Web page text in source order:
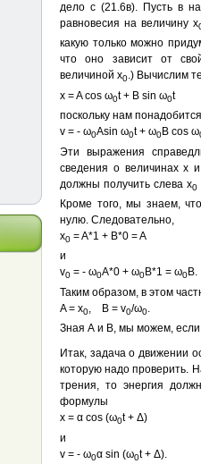
дело с (21.6в). Пусть в
равновесия на величину х
какую только можно
что оно зависит от
величиной х0.) Вычислим
x = A cos ω0t + B sin ω0t
поскольку нам
v = - ω0Asin ω0t + ω0B cos ω
Эти выражения
сведения о величинах х
должны получить слева х0
Кроме того, мы знаем,
нулю. Следовательно,
x0 = A*1 + B*0 = A
и
v0 = - ω0A*0 + ω0B*1 = ω0B.
Таким образом, в этом
A = x0 , B = v0/ω0
Зная А и В, мы можем,
Итак, задача о движении
которую надо проверить.
трения, то энергия
формулы
x = α cos (ω0t + Δ)
и
v = - ω0α sin (ω0t + Δ).